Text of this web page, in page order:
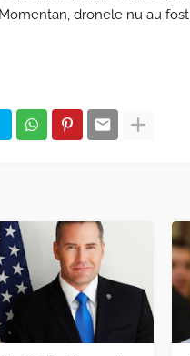
dronele nu au